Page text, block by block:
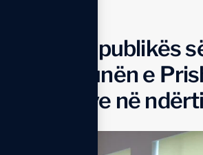
e Republikës
me Komunën e
në